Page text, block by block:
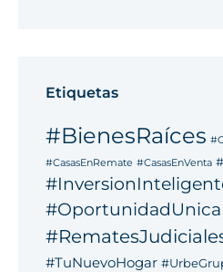
Etiquetas
#BienesRaíces
#CasasEnRemate #CasasEnVenta
#OportunidadUnica
#TuNuevoHogar